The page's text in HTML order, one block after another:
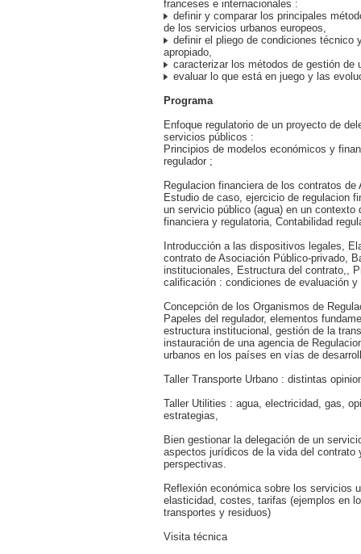
franceses e internacionales :
definir y comparar los principales
de los servicios urbanos europeos,
definir el pliego de condiciones técnico
apropiado,
caracterizar los métodos de gestión de
evaluar lo que está en juego y las
Programa
Enfoque regulatorio de un proyecto de
servicios públicos :
Principios de modelos económicos y
regulador ;
Regulacion financiera de los contratos de
Estudio de caso, ejercicio de regulacion
un servicio público (agua) en un contexto
financiera y regulatoria, Contabilidad
Introducción a las dispositivos legales,
contrato de Asociación Público-privado,
institucionales, Estructura del contrato,,
calificación : condiciones de evaluación y
Concepción de los Organismos de
Papeles del regulador, elementos
estructura institucional, gestión de la
instauración de una agencia de
urbanos en los países en vías de
Taller Transporte Urbano : distintas
Taller Utilities : agua, electricidad, gas,
estrategias,
Bien gestionar la delegación de un
aspectos jurídicos de la vida del contrato
perspectivas.
Reflexión económica sobre los servicios
elasticidad, costes, tarifas (ejemplos en
transportes y residuos)
Visita técnica